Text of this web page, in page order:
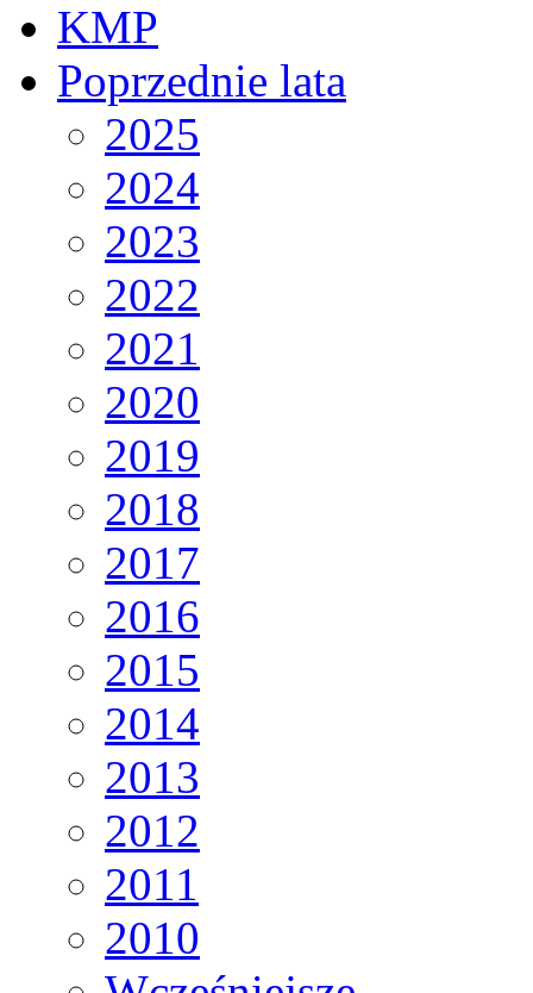
KMP
Poprzednie lata
2025
2024
2023
2022
2021
2020
2019
2018
2017
2016
2015
2014
2013
2012
2011
2010